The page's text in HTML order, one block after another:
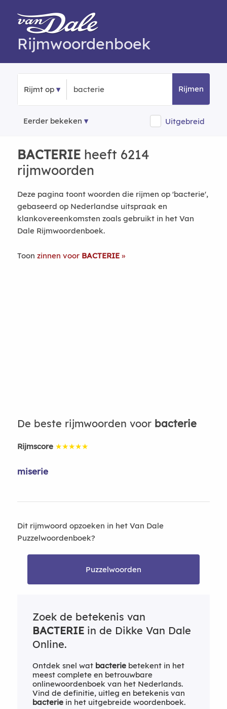
Rijmwoordenboek
Rijmt op Rijmen
Eerder bekeken Uitgebreid
BACTERIEheeft 6214
rijmwoorden
Deze pagina toont woorden die rijmen op 'bacterie',
gebaseerd op Nederlandse uitspraak en
klankovereenkomsten zoals gebruikt in het Van
Dale Rijmwoordenboek.
Toon zinnen voor BACTERIE
De beste rijmwoorden voor bacterie
Rijmscore ★★★★★
miserie
Dit rijmwoord opzoeken in het Van Dale
Puzzelwoordenboek?
Puzzelwoorden
Zoek de betekenis van
BACTERIEin de Dikke Van Dale
Online.
Ontdek snel wat bacteriebetekent in het
meest complete en betrouwbare
onlinewoordenboek van het Nederlands.
Vind de definitie, uitleg en betekenis van
bacteriein het uitgebreide woordenboek.